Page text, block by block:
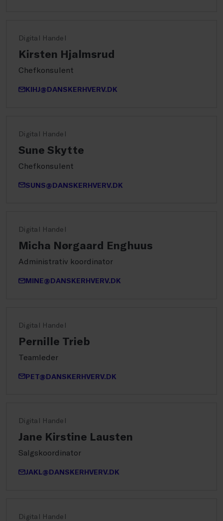
Digital Handel
Kirsten Hjalmsrud
Chefkonsulent
KIHJ@DANSKERHVERV.DK
Digital Handel
Sune Skytte
Chefkonsulent
SUNS@DANSKERHVERV.DK
Digital Handel
Micha Nørgaard Enghuus
Administrativ koordinator
MINE@DANSKERHVERV.DK
Digital Handel
Pernille Trieb
Teamleder
PET@DANSKERHVERV.DK
Digital Handel
Jane Kirstine Lausten
Salgskoordinator
JAKL@DANSKERHVERV.DK
Digital Handel